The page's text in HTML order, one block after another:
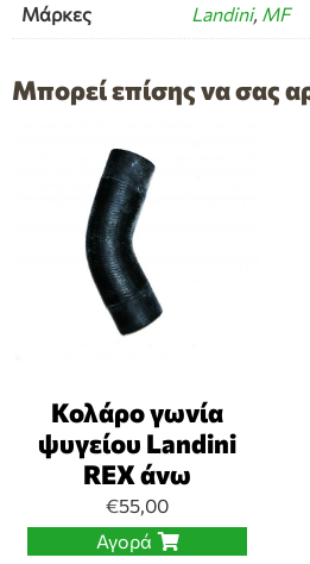
Μάρκες Landini, MF
Μπορεί επίσης να σας
Κολάρο γωνία
ψυγείου Landini
REX άνω
€55,00
Αγορά